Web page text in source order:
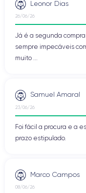
Leonor Dias
26/06/26
Já é a segunda
sempre impecáveis
muito ...
Samuel Amaral
23/06/26
Foi fácil a procura e a
prazo estipulado.
Marco Campos
08/06/26